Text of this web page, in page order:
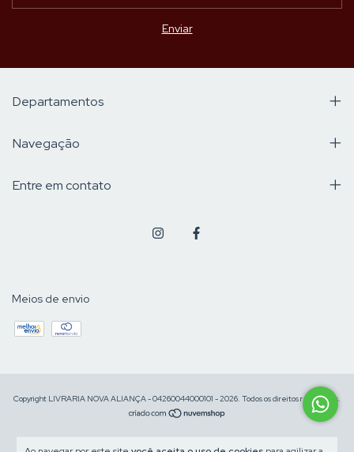
Departamentos
Navegação
Entre em contato
Meios de envio
Copyright LIVRARIA NOVA ALIANÇA - 04260044000101 - 2026. Todos os direitos reservados.